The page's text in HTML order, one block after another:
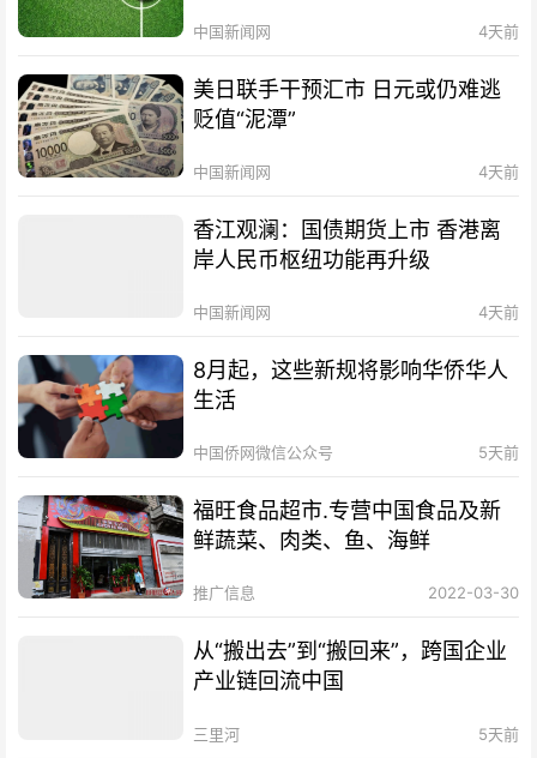
中国新闻网 4天前
美日联手干预汇市 日元或仍难逃
贬值“泥潭”
中国新闻网 4天前
香江观澜：国债期货上市 香港离
岸人民币枢纽功能再升级
中国新闻网 4天前
8月起，这些新规将影响华侨华人
生活
中国侨网微信公众号 5天前
福旺食品超市.专营中国食品及新
鲜蔬菜、肉类、鱼、海鲜
推广信息 2022-03-30
从“搬出去”到“搬回来”，跨国企业
产业链回流中国
三里河 5天前